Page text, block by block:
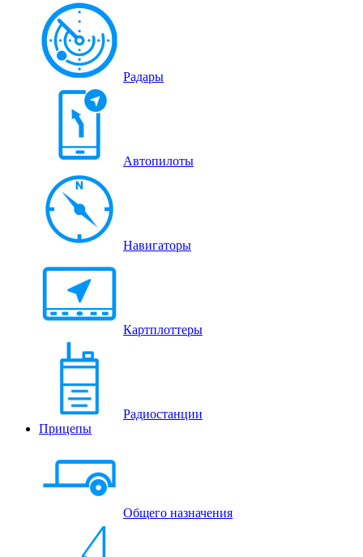
Радары
Автопилоты
Навигаторы
Картплоттеры
Радиостанции
Прицепы
Общего назначения